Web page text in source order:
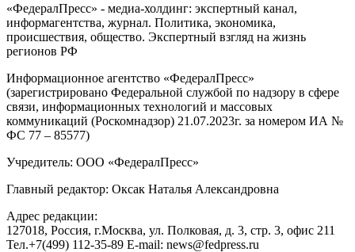
«ФедералПресс» - медиа-холдинг: экспертный канал,
информагентства, журнал. Политика, экономика,
происшествия, общество. Экспертный взгляд на жизнь
регионов РФ
Информационное агентство «ФедералПресс»
(зарегистрировано Федеральной службой по надзору в сфере
связи, информационных технологий и массовых
коммуникаций (Роскомнадзор) 21.07.2023г. за номером ИА №
ФС 77 – 85577)
Учредитель: ООО «ФедералПресс»
Главный редактор: Оксак Наталья Александровна
Адрес редакции:
127018, Россия, г.Москва, ул. Полковая, д. 3, стр. 3, офис 211
Тел.+7(499) 112-35-89 E-mail: news@fedpress.ru